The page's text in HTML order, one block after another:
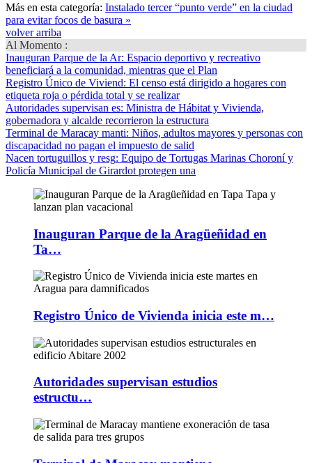
Más en esta categoría: Instalado tercer “punto verde” en la ciudad
para evitar focos de basura »
volver arriba
Al Momento :
Inauguran Parque de la Ar: Espacio deportivo y recreativo
beneficiará a la comunidad, mientras que el Plan
Registro Único de Viviend: El censo está dirigido a hogares con
etiqueta roja o pérdida total y se realizar
Autoridades supervisan es: Ministra de Hábitat y Vivienda,
gobernadora y alcalde recorrieron la estructura
Terminal de Maracay manti: Niños, adultos mayores y personas con
discapacidad no pagan el impuesto de salid
Nacen tortuguillos y resg: Equipo de Tortugas Marinas Choroní y
Policía Municipal de Girardot protegen una
Inauguran Parque de la Aragüeñidad en
Ta…
Registro Único de Vivienda inicia este m…
Autoridades supervisan estudios
estructu…